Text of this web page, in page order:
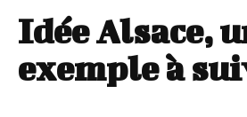
Idée Alsace,
exemple à